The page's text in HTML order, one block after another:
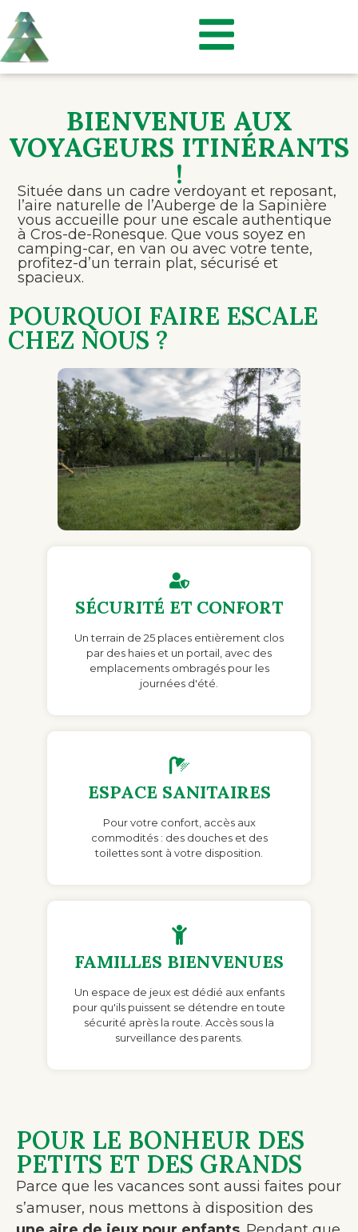
BIENVENUE AUX
VOYAGEURS ITINÉRANTS
!
Située dans un cadre verdoyant et reposant,
l’aire naturelle de l’Auberge de la Sapinière
vous accueille pour une escale authentique
à Cros-de-Ronesque. Que vous soyez en
camping-car, en van ou avec votre tente,
profitez-d’un terrain plat, sécurisé et
spacieux.
POURQUOI FAIRE ESCALE
CHEZ NOUS ?
SÉCURITÉ ET CONFORT
Un terrain de 25 places entièrement clos
par des haies et un portail, avec des
emplacements ombragés pour les
journées d'été.
ESPACE SANITAIRES
Pour votre confort, accès aux
commodités : des douches et des
toilettes sont à votre disposition.
FAMILLES BIENVENUES
Un espace de jeux est dédié aux enfants
pour qu'ils puissent se détendre en toute
sécurité après la route. Accès sous la
surveillance des parents.
POUR LE BONHEUR DES
PETITS ET DES GRANDS
Parce que les vacances sont aussi faites pour
s’amuser, nous mettons à disposition des